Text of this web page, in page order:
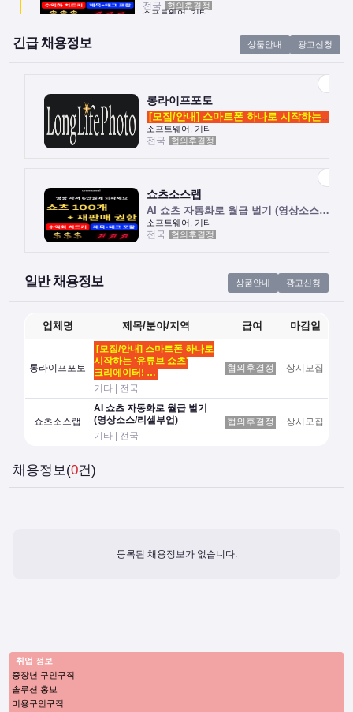
소프트웨어, 기타
전국 협의후결정
[모집/안내] 스마트폰 하나로 시작하는 …
소프트웨어, 기타
쇼츠소스랩
긴급 채용정보 상품안내 광고신청
롱라이프포토
[모집/안내] 스마트폰 하나로 시작하는 …
소프트웨어, 기타
전국
협의후결정
쇼츠소스랩
AI 쇼츠 자동화로 월급 벌기 (영상소스…
소프트웨어, 기타
전국
협의후결정
일반 채용정보 상품안내 광고신청
업체명 제목/분야/지역 급여 마감일
롱라이프포토
[모집/안내] 스마트폰 하나로
시작하는 '유튜브 쇼츠'
크리에이터! …
기타 | 전국
협의후결정 상시모집
쇼츠소스랩
AI 쇼츠 자동화로 월급 벌기
(영상소스/리셀부업)
기타 | 전국
협의후결정 상시모집
채용정보(0건)
등록된 채용정보가 없습니다.
취업 정보
중장년 구인구직
솔루션 홍보
미용구인구직